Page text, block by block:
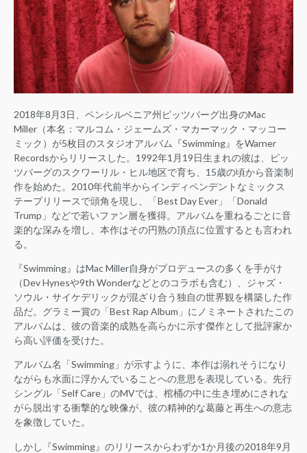
2018年8月3日、ペンシルベニア州ピッツバーグ出身のMac
Miller（本名：マルコム・ジェームズ・マカーマック・マッコー
ミック）が5枚目のスタジオアルバム『Swimming』をWarner
Recordsからリリースした。1992年1月19日生まれの彼は、ピッ
ツバーグのスクワーリル・ヒル地区で育ち、15歳の頃から音楽制
作を始めた。2010年代前半からインディペンデントなミックス
テープリリースで頭角を現し、「Best Day Ever」「Donald
Trump」などで若いファン層を獲得。アルバムを重ねるごとに音
楽的な深みを増し、本作はその円熟の頂点に位置するとも言われ
る。
『Swimming』はMac Miller自身がプロデュースの多くを手がけ
（Dev Hynesや9th Wonderなどとのコラボも含む）、ジャズ・
ソウル・サイケデリックが混ざり合う独自の世界観を構築した作
品だ。グラミー賞の「Best Rap Album」にノミネートされたこの
アルバムは、彼の音楽的成熟を高らかに示す傑作として批評家か
ら高い評価を受けた。
アルバム名「Swimming」が示すように、本作は溺れそうになり
ながらも水面に浮かんでいることへの意思を表現している。先行
シングル「Self Care」のMVでは、棺桶の中に生き埋めにされな
がら脱出する衝撃的な映像が、彼の精神的な葛藤と再生への意志
を象徴していた。
しかし『Swimming』のリリースからわずか1か月後の2018年9月